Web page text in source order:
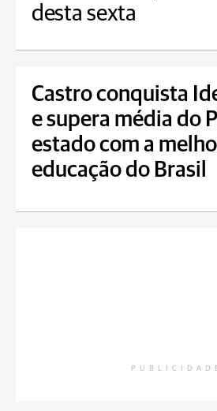
desta sexta
Castro conquista
e supera média do
estado com a
educação do Brasil